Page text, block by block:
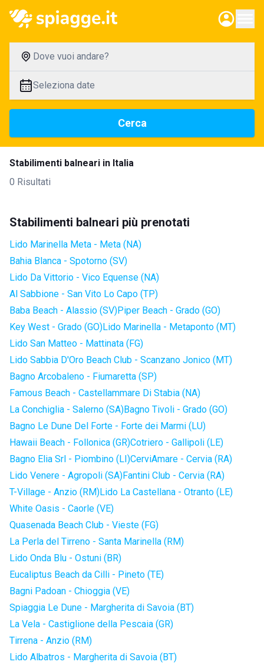
Dove vuoi andare?
Seleziona date
Cerca
Stabilimenti balneari in Italia
0 Risultati
Stabilimenti balneari più prenotati
Lido Marinella Meta - Meta (NA)
Bahia Blanca - Spotorno (SV)
Lido Da Vittorio - Vico Equense (NA)
Al Sabbione - San Vito Lo Capo (TP)
Baba Beach - Alassio (SV)Piper Beach - Grado (GO)
Key West - Grado (GO)Lido Marinella - Metaponto (MT)
Lido San Matteo - Mattinata (FG)
Lido Sabbia D'Oro Beach Club - Scanzano Jonico (MT)
Bagno Arcobaleno - Fiumaretta (SP)
Famous Beach - Castellammare Di Stabia (NA)
La Conchiglia - Salerno (SA)Bagno Tivoli - Grado (GO)
Bagno Le Dune Del Forte - Forte dei Marmi (LU)
Hawaii Beach - Follonica (GR)Cotriero - Gallipoli (LE)
Bagno Elia Srl - Piombino (LI)CerviAmare - Cervia (RA)
Lido Venere - Agropoli (SA)Fantini Club - Cervia (RA)
T-Village - Anzio (RM)Lido La Castellana - Otranto (LE)
White Oasis - Caorle (VE)
Quasenada Beach Club - Vieste (FG)
La Perla del Tirreno - Santa Marinella (RM)
Lido Onda Blu - Ostuni (BR)
Eucaliptus Beach da Cilli - Pineto (TE)
Bagni Padoan - Chioggia (VE)
Spiaggia Le Dune - Margherita di Savoia (BT)
La Vela - Castiglione della Pescaia (GR)
Tirrena - Anzio (RM)
Lido Albatros - Margherita di Savoia (BT)